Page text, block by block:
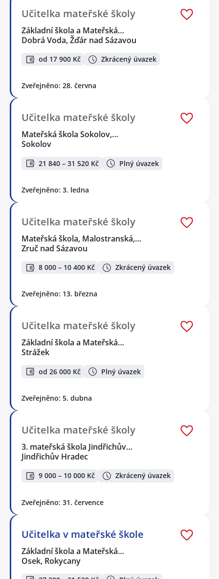
Učitelka mateřské školy
Základní škola a Mateřská…
Dobrá Voda, Žďár nad Sázavou
od 17 900 Kč Zkrácený úvazek
Zveřejněno: 28. června
Učitelka mateřské školy
Mateřská škola Sokolov,…
Sokolov
21 840 – 31 520 Kč Plný úvazek
Zveřejněno: 3. ledna
Učitelka mateřské školy
Mateřská škola, Malostranská,…
Zruč nad Sázavou
8 000 – 10 400 Kč Zkrácený úvazek
Zveřejněno: 13. března
Učitelka mateřské školy
Základní škola a Mateřská…
Strážek
od 26 000 Kč Plný úvazek
Zveřejněno: 5. dubna
Učitelka mateřské školy
3. mateřská škola Jindřichův…
Jindřichův Hradec
9 000 – 10 000 Kč Zkrácený úvazek
Zveřejněno: 31. července
Učitelka v mateřské škole
Základní škola a Mateřská…
Osek, Rokycany